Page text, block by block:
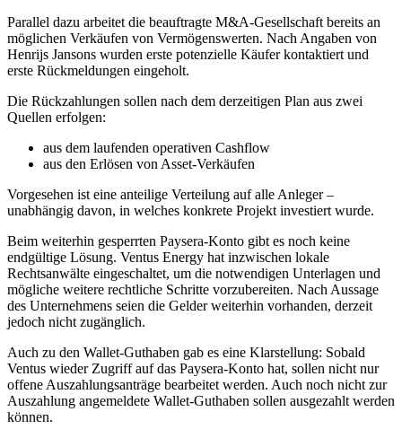
Parallel dazu arbeitet die beauftragte M&A-Gesellschaft bereits an
möglichen Verkäufen von Vermögenswerten. Nach Angaben von
Henrijs Jansons wurden erste potenzielle Käufer kontaktiert und
erste Rückmeldungen eingeholt.
Die Rückzahlungen sollen nach dem derzeitigen Plan aus zwei
Quellen erfolgen:
aus dem laufenden operativen Cashflow
aus den Erlösen von Asset-Verkäufen
Vorgesehen ist eine anteilige Verteilung auf alle Anleger –
unabhängig davon, in welches konkrete Projekt investiert wurde.
Beim weiterhin gesperrten Paysera-Konto gibt es noch keine
endgültige Lösung. Ventus Energy hat inzwischen lokale
Rechtsanwälte eingeschaltet, um die notwendigen Unterlagen und
mögliche weitere rechtliche Schritte vorzubereiten. Nach Aussage
des Unternehmens seien die Gelder weiterhin vorhanden, derzeit
jedoch nicht zugänglich.
Auch zu den Wallet-Guthaben gab es eine Klarstellung: Sobald
Ventus wieder Zugriff auf das Paysera-Konto hat, sollen nicht nur
offene Auszahlungsanträge bearbeitet werden. Auch noch nicht zur
Auszahlung angemeldete Wallet-Guthaben sollen ausgezahlt werden
können.